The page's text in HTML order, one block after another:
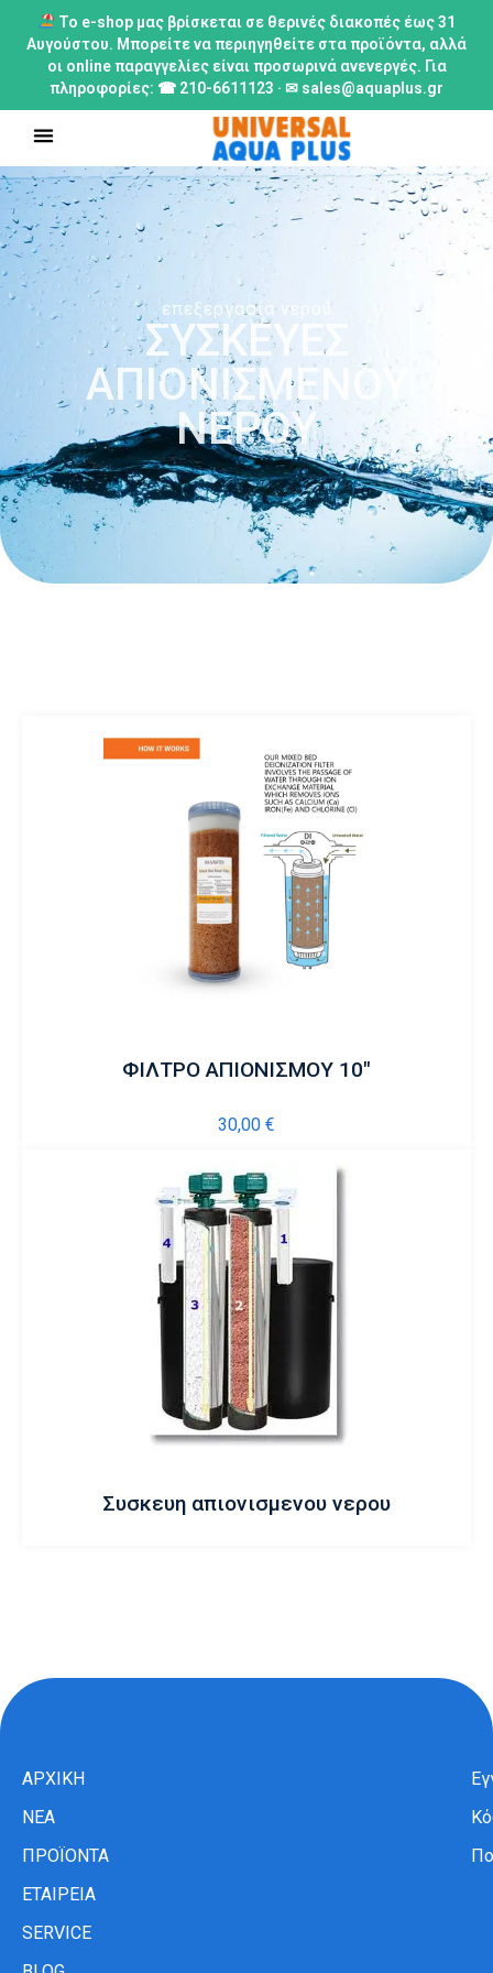
Το e-shop μας βρίσκεται σε θερινές διακοπές έως 31
Αυγούστου. Μπορείτε να περιηγηθείτε στα προϊόντα, αλλά
οι online παραγγελίες είναι προσωρινά ανενεργές. Για
πληροφορίες: ☎ 210-6611123 · ✉ sales@aquaplus.gr
επεξεργασία νερού
ΣΥΣΚΕΥΕΣ
ΑΠΙΟΝΙΣΜΕΝΟΥ
ΝΕΡΟΥ
ΦΙΛΤΡΟ ΑΠΙΟΝΙΣΜΟΥ 10″
30,00 €
Συσκευη απιονισμενου νερου
ΑΡΧΙΚΗ
ΝΕΑ
ΠΡΟΪΟΝΤΑ
ΕΤΑΙΡΕΙΑ
SERVICE